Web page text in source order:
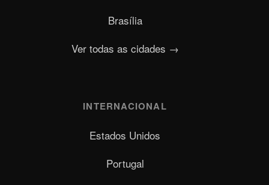
Brasília
Ver todas as cidades →
INTERNACIONAL
Estados Unidos
Portugal